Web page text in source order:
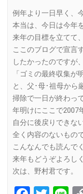
例年より一日早く、
本当は、今日は今年
来年の目標を立てて、
ここのブログで宣言
したかったのですが、
「ゴミの最終収集が
と、父･母･祖母から
掃除で一日が終わっ
年明けにここで2007
自分に後戻りできな
全く内容のないもの
こんなんでも読んで
来年もどうぞよろし
次は、野村君です。